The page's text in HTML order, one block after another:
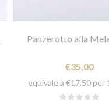
Panzerotto alla
€35,00
equivale a €17,50 per